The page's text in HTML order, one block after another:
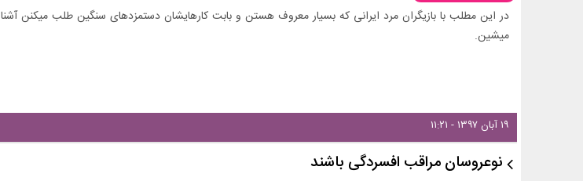
در این مطلب با بازیگران مرد ایرانی که بسیار معروف هستن و بابت کارهایشان دستمزدهای سنگین طلب میکنن آشنا
میشین.
۱۹ آبان ۱۳۹۷ - ۱۱:۲۱
نوعروسان مراقب افسردگی باشند